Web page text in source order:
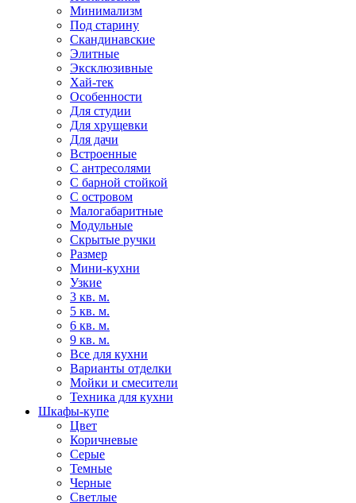
Минимализм
Под старину
Скандинавские
Элитные
Эксклюзивные
Хай-тек
Особенности
Для студии
Для хрущевки
Для дачи
Встроенные
С антресолями
С барной стойкой
С островом
Малогабаритные
Модульные
Скрытые ручки
Размер
Мини-кухни
Узкие
3 кв. м.
5 кв. м.
6 кв. м.
9 кв. м.
Все для кухни
Варианты отделки
Мойки и смесители
Техника для кухни
Шкафы-купе
Цвет
Коричневые
Серые
Темные
Черные
Светлые